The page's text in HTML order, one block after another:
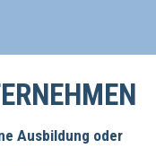
Ausbildung oder